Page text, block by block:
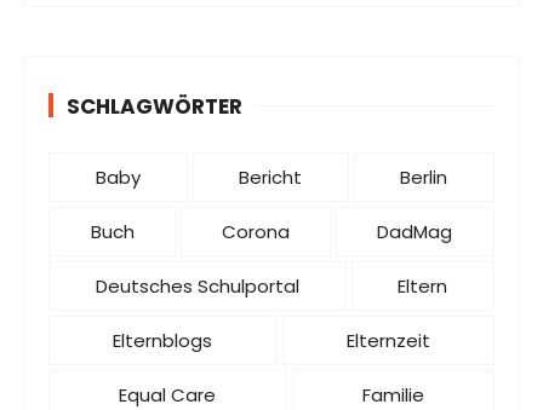
SCHLAGWÖRTER
Baby Bericht Berlin
Buch Corona DadMag
Deutsches Schulportal Eltern
Elternblogs Elternzeit
Equal Care Familie